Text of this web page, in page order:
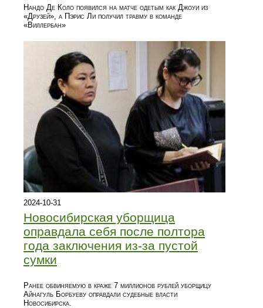
Нандо Де Коло появился на матче одетым как Джоуи из
«Друзей», а Пэрис Ли получил травму в команде
«Виллербан»
2024-10-31
Новосибирская уборщица
оправдала себя после полтора
года заключения из-за пустой
сумки
Ранее обвиняемую в краже 7 миллионов рублей уборщицу
Айнагуль Борбуеву оправдали судебные власти
Новосибирска.